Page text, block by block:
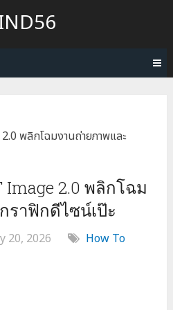
พลิกโฉมงานถ่ายภาพและ
Image 2.0 พลิกโฉม
ราฟิกดีไซน์เป๊ะ
20, 2026
How To